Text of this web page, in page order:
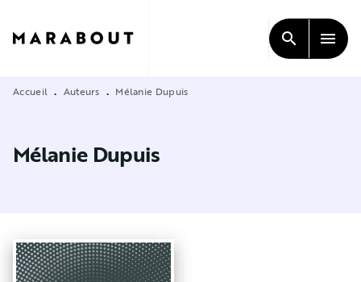
CONTENU
search menu
Accueil • Auteurs • Mélanie Dupuis
Mélanie Dupuis